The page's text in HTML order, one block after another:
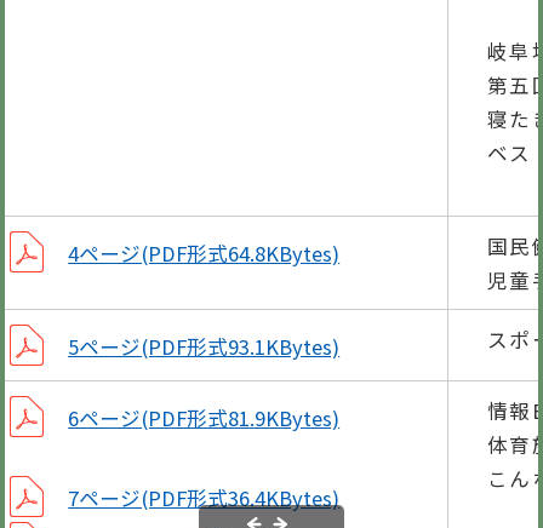
岐阜
第五
寝た
ベス
4ページ(PDF形式64.8KBytes)
国民
児童
5ページ(PDF形式93.1KBytes) スポ
6ページ(PDF形式81.9KBytes)
7ページ(PDF形式36.4KBytes)
情報
体育
こ